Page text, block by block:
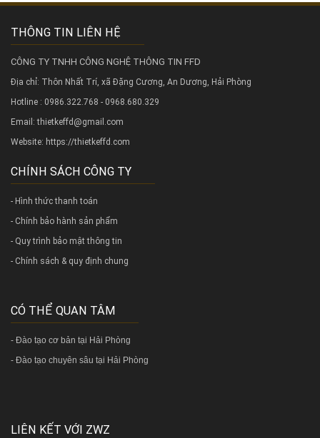
THÔNG TIN LIÊN HỆ
CÔNG TY TNHH CÔNG NGHỆ THÔNG TIN FFD
Địa chỉ: Thôn Nhất Trí, xã Đặng Cương, An Dương, Hải Phòng
Hotline : 0986.322.768 - 0968.680.329
Email: thietkeffd@gmail.com
Website: https://thietkeffd.com
CHÍNH SÁCH CÔNG TY
- Hình thức thanh toán
- Chính bảo hành sản phẩm
- Quy trình bảo mật thông tin
- Chính sách & quy định chung
CÓ THỂ QUAN TÂM
- Đào tạo cơ bản tại Hải Phòng
- Đào tạo chuyên sâu tại Hải Phòng
LIÊN KẾT VỚI ZWZ